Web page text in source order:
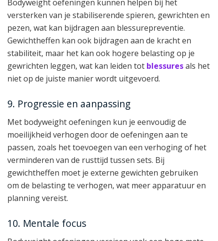
Bodyweight oefeningen kunnen helpen bij het
versterken van je stabiliserende spieren, gewrichten en
pezen, wat kan bijdragen aan blessurepreventie.
Gewichtheffen kan ook bijdragen aan de kracht en
stabiliteit, maar het kan ook hogere belasting op je
gewrichten leggen, wat kan leiden tot blessuresals het
niet op de juiste manier wordt uitgevoerd.
9. Progressie en aanpassing
Met bodyweight oefeningen kun je eenvoudig de
moeilijkheid verhogen door de oefeningen aan te
passen, zoals het toevoegen van een verhoging of het
verminderen van de rusttijd tussen sets. Bij
gewichtheffen moet je externe gewichten gebruiken
om de belasting te verhogen, wat meer apparatuur en
planning vereist.
10. Mentale focus